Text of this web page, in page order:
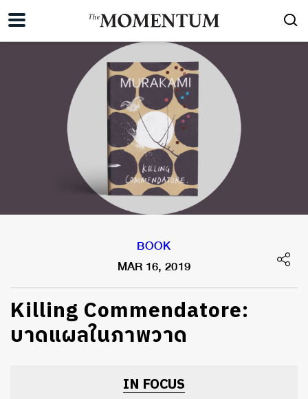
BOOK
MAR 16, 2019
Killing Commendatore:
บาดแผลในภาพวาด
IN FOCUS